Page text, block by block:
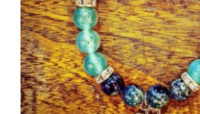
AGGIUNGI AL CARRELLO /